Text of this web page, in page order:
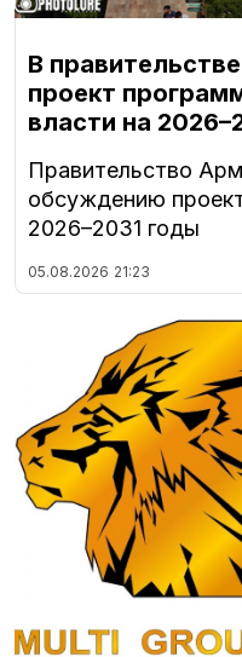
В
проект
власти на
Правительство
обсуждению
2026–2031 годы
05.08.2026 21:23